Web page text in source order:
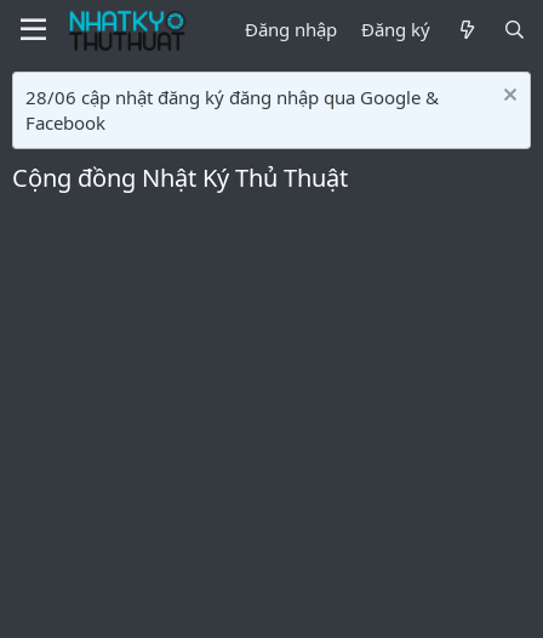
Đăng nhập Đăng ký
28/06 cập nhật đăng ký đăng nhập qua Google &
Facebook
Cộng đồng Nhật Ký Thủ Thuật